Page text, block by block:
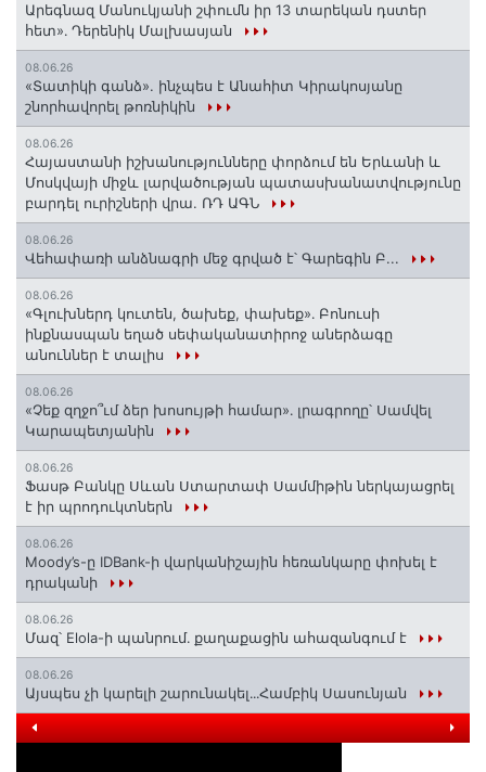
Արեգնազ Մանուկյանի շփումն իր 13 տարեկան դստեր
հետ»․ Դերենիկ Մալխասյան
08.06.26
«Տատիկի գանձ». ինչպես է Անահիտ Կիրակոսյանը
շնորհավորել թոռնիկին
08.06.26
Հայաստանի իշխանությունները փորձում են Երևանի և
Մոսկվայի միջև լարվածության պատասխանատվությունը
բարդել ուրիշների վրա. ՌԴ ԱԳՆ
08.06.26
Վեհափառի անձնագրի մեջ գրված է՝ Գարեգին Բ...
08.06.26
«Գլուխներդ կուտեն, ծախեք, փախեք»․ Բոնուսի
ինքնասպան եղած սեփականատիրոջ աներձագը
անուններ է տալիս
08.06.26
«Չեք զղջո՞ւմ ձեր խոսույթի համար»․ լրագրողը՝ Սամվել
Կարապետյանին
08.06.26
Ֆասթ Բանկը Սևան Ստարտափ Սամմիթին ներկայացրել
է իր պրոդուկտներն
08.06.26
Moody’s-ը IDBank-ի վարկանիշային հեռանկարը փոխել է
դրականի
08.06.26
Մազ՝ Elola-ի պանրում․ քաղաքացին ահազանգում է
08.06.26
Այսպես չի կարելի շարունակել․․․Համբիկ Սասունյան